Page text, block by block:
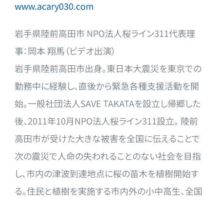
www.acary030.com
岩手県陸前高田市 NPO法人桜ライン311代表理
事：岡本 翔馬（ビデオ出演）
岩手県陸前高田市出身。東日本大震災を東京での
勤務中に経験し、直後から緊急各種支援活動を開
始。一般社団法人SAVE TAKATAを設立し帰郷した
後、2011年10月NPO法人桜ライン311設立。 陸前
高田市が受けた大きな被害を全国に伝えることで
次の震災で人命の失われることのない社会を目指
し、市内の津波到達地点に桜の苗木を植樹開始す
る。住民と植樹を実施する市内外の小中高生、全国